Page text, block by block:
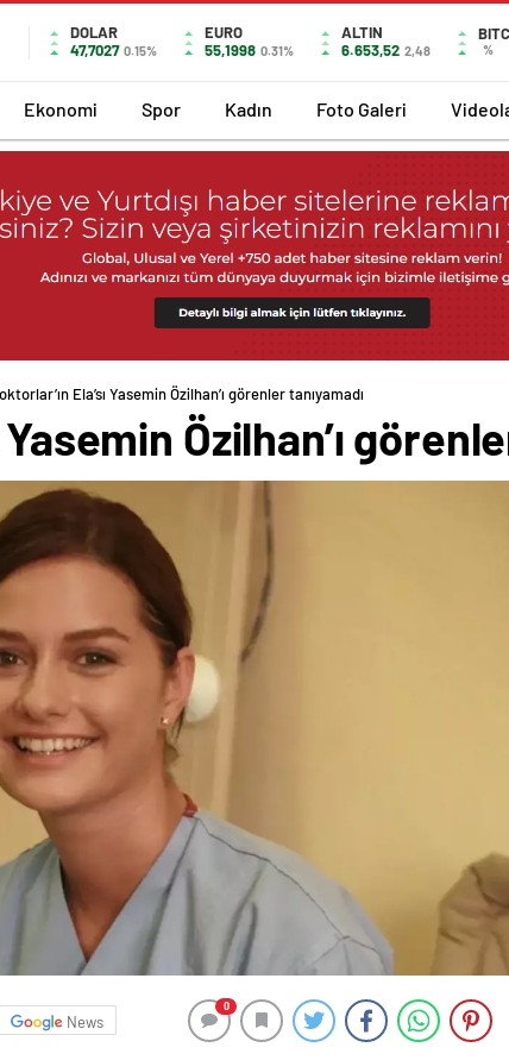
DOLAR
47,7027 0.15%
EURO
55,1998 0.31%
ALTIN
6.653,52 2,48 %
Ekonomi Spor Kadın Foto Galeri
Ela’sı Yasemin Özilhan’ı görenler tanıyamadı
Yasemin Özilhan’ı
News
0